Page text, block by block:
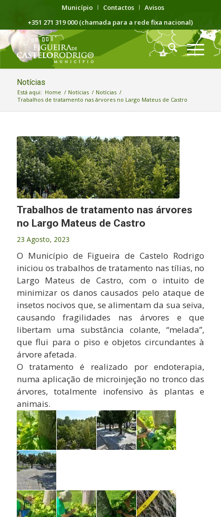
Município Contactos
Avisos
+351 271 319 000 (chamada para a rede fixa nacional)
Notícias
Está aqui: Home / Notícias / Notícias /
Trabalhos de tratamento nas árvores no Largo Mateus de Castro
Trabalhos de tratamento nas árvores
no Largo Mateus de Castro
23 Agosto, 2023
O Município de Figueira de Castelo Rodrigo
iniciou os trabalhos de tratamento nas tílias, no
Largo Mateus de Castro, com o intuito de
minimizar os danos causados pelo ataque de
insetos nocivos que, se alimentam da sua seiva,
causando fragilidades nas árvores e que
libertam uma substância colante, “melada”,
que flui para o piso e objetos circundantes à
árvore afetada.
O tratamento é realizado por endoterapia,
numa aplicação de microinjeção no tronco das
árvores, totalmente inofensivo às plantas e
animais.